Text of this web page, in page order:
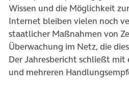
Wissen und die Möglichkeit
Internet bleiben vielen noch
staatlicher Maßnahmen von
Überwachung im Netz, die
Der Jahresbericht schließt
und mehreren